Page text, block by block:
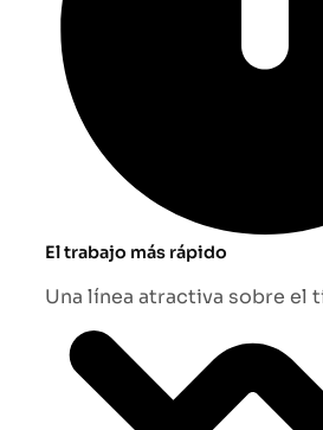
El trabajo más rápido
Una línea atractiva sobre el